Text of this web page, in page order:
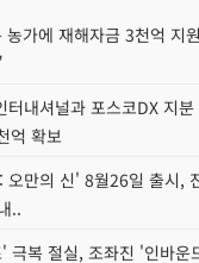
가에 재해자금 3천억 지
터내셔널과 포스코DX 지분
억 확보
만의 신' 8월26일 출시,
..
극복 절실, 조좌진 '인바운